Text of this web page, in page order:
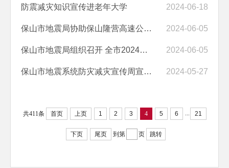
防震减灾知识宣传进老年大学 2024-06-18
保山市地震局协助保山隆营高速公路有限公司开展防汛地震联合“实战”应... 2024-06-05
保山市地震局组织召开 全市2024年年中地震趋势会商会 2024-06-05
保山市地震系统防灾减灾宣传周宣传活动 亮点纷呈 2024-05-27
共411条 首页 上页 1 2 3 4 5 6 ... 21
下页 尾页 到第 页 跳转